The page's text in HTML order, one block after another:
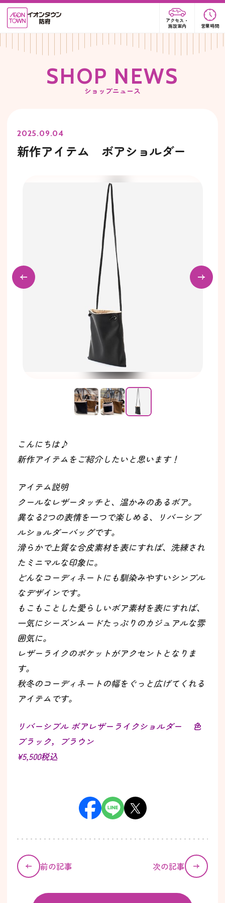
アクセス・
施設案内
営業時間
SHOP NEWS
ショップニュース
2025.09.04
新作アイテム ボアショルダー
こんにちは♪
新作アイテムをご紹介したいと思います！
アイテム説明
クールなレザータッチと、温かみのあるボア。
異なる2つの表情を一つで楽しめる、リバーシブ
ルショルダーバッグです。
滑らかで上質な合皮素材を表にすれば、洗練され
たミニマルな印象に。
どんなコーディネートにも馴染みやすいシンプル
なデザインです。
もこもことした愛らしいボア素材を表にすれば、
一気にシーズンムードたっぷりのカジュアルな雰
囲気に。
レザーライクのポケットがアクセントとなりま
す。
秋冬のコーディネートの幅をぐっと広げてくれる
アイテムです。
リバーシブル ボアレザーライクショルダー 色
ブラック，ブラウン
¥5,500税込
前の記事 次の記事